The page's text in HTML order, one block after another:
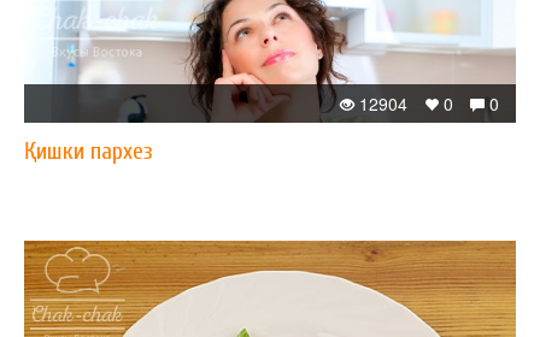
0
0
12904
Қишки пархез